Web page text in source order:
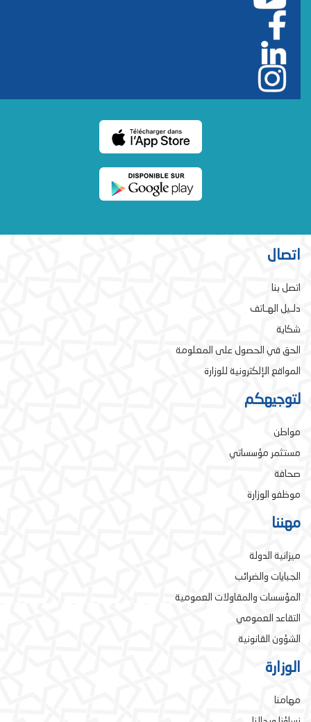
اتصال
اتصل بنا
دلـيل الهـاتف
شكاية
الحق في الحصول على المعلومة
المواقع الإلكترونية للوزارة
لتوجيهكم
مواطن
مستثمر مؤسساتي
صحافة
موظفو الوزارة
مهننا
ميزانية الدولة
الجبايات والضرائب
المؤسسات والمقاولات العمومية
التقاعد العمومي
الشؤون القانونية
الوزارة
مهامنا